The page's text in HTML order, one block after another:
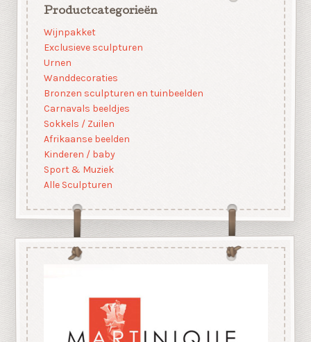
Productcategorieën
Wijnpakket
Exclusieve sculpturen
Urnen
Wanddecoraties
Bronzen sculpturen en tuinbeelden
Carnavals beeldjes
Sokkels / Zuilen
Afrikaanse beelden
Kinderen / baby
Sport & Muziek
Alle Sculpturen